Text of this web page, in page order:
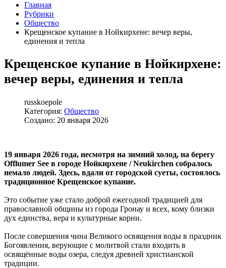
Главная
Рубрики
Общество
Крещенское купание в Нойкирхене: вечер веры,
единения и тепла
Крещенское купание в Нойкирхене:
вечер веры, единения и тепла
russkoepole
Категория: Общество
Создано: 20 января 2026
19 января 2026 года, несмотря на зимний холод, на берегу
Offlumer See в городе Нойкирхене / Neukirchen собралось
немало людей. Здесь, вдали от городской суеты, состоялось
традиционное Крещенское купание.
Это событие уже стало доброй ежегодной традицией для
православной общины из города Гронау и всех, кому близки
дух единства, вера и культурные корни.
После совершения чина Великого освящения воды в праздник
Богоявления, верующие с молитвой стали входить в
освящённые воды озера, следуя древней христианской
традиции.